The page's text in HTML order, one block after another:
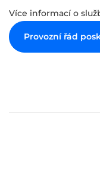
Více informací o
Provozní řád